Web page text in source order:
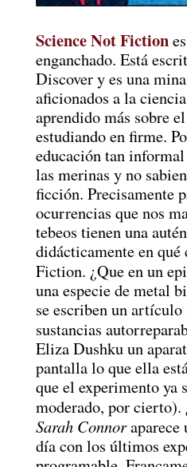
Science Not Fiction
enganchado. Está
Discover y es una
aficionados a la
aprendido más sobre
estudiando en firme.
educación tan
las merinas y no
ficción. Precisamente
ocurrencias que nos
tebeos tienen una
didácticamente en qué
Fiction. ¿Que en un
una especie de metal
se escriben un artículo
sustancias
Eliza Dushku un
pantalla lo que ella
que el experimento ya
moderado, por cierto).
Sarah Connoraparece
día con los últimos